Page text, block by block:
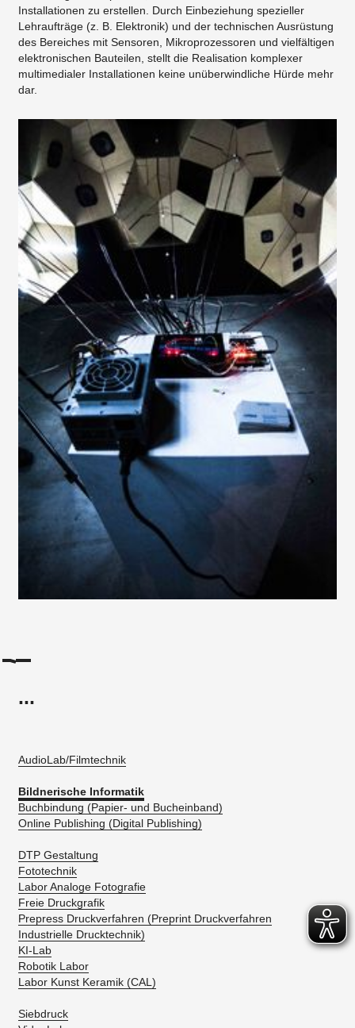
Installationen zu erstellen. Durch Einbeziehung spezieller
Lehraufträge (z. B. Elektronik) und der technischen Ausrüstung
des Bereiches mit Sensoren, Mikroprozessoren und vielfältigen
elektronischen Bauteilen, stellt die Realisation komplexer
multimedialer Installationen keine unüberwindliche Hürde mehr
dar.​
...
AudioLab/Filmtechnik
Bildnerische Informatik
Buchbindung (Papier- und Bucheinband)
Online Publishing (Digital Publishing)
DTP Gestaltung
Fototechnik
Labor Analoge Fotografie
Freie Druckgrafik
Prepress Druckverfahren (Preprint Druckverfahren
Industrielle Drucktechnik)
KI-Lab
Robotik Labor
Labor Kunst Keramik (CAL)
Siebdruck